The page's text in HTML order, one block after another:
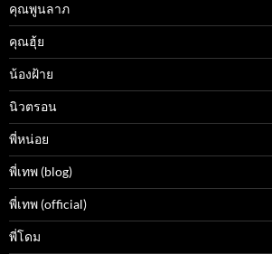
คุณพูนลาภ
คุณฮุ้ย
น้องฝ้าย
นิวตรอน
พี่หน่อย
พี่เทพ (blog)
พี่เทพ (official)
พี่โดม